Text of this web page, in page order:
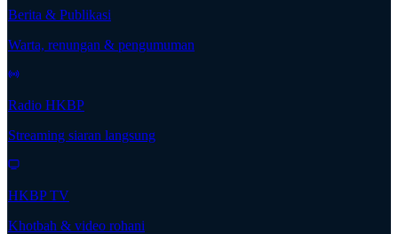
Berita & Publikasi
Warta, renungan & pengumuman
Radio HKBP
Streaming siaran langsung
HKBP TV
Khotbah & video rohani